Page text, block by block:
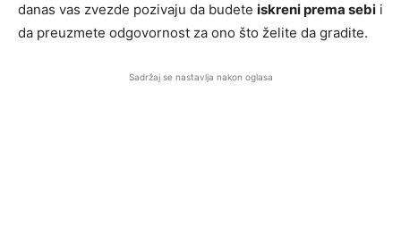
danas vas zvezde pozivaju da budete iskreni prema sebi i
da preuzmete odgovornost za ono što želite da gradite.
Sadržaj se nastavlja nakon oglasa